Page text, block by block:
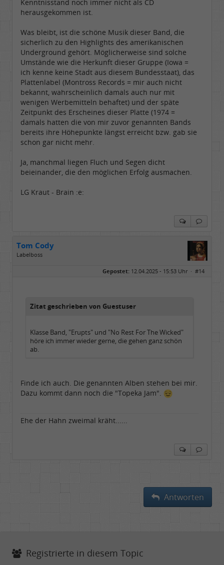
Kenntnisstand noch immer nicht als CD
herausgekommen ist.
Was bleibt, ist die schöne Musik dieser Band, die
sicherlich zu den Highlights des amerikanischen
Underground gehört. Möglicherweise sind solche
Umstände wie die Herkunft dieser Gruppe (Iowa =
ich kenne keine Stadt aus diesem Bundesstaat), das
Plattenlabel (Montross Records = mir auch nicht
bekannt, wahrscheinlich damals auch nur mit
wenigen Werbemitteln behaftet) und der späte
Zeitpunkt des Erscheines dieser Platte (1974 =
damals hatten die von mir zuvor genannten Bands
bereits ihre Höhepunkte längst erreicht bzw. gab sie
schon gar nicht mehr.
Ja, manchmal liegen Fluch und Segen dicht
beieinander, die den möglichen Erfolg ausmachen.
LG Kraut - Brain :e:
Tom Cody
Labelboss
Gepostet: 12.04.2025 - 15:53 Uhr · #14
Zitat geschrieben von Guestuser
Klasse Band, "Erupts" und "No Rest For The Wicked"
höre ich immer wieder gerne, die gehen ganz schön
ab.
Finde ich auch. Die genannten Alben stehen bei mir.
Dazu kommt dann noch die "Topeka Jam".
Ehe der Hahn zweimal kräht......
Antworten
Registrierte in diesem Topic